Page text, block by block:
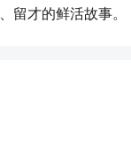
留才的鲜活故事。